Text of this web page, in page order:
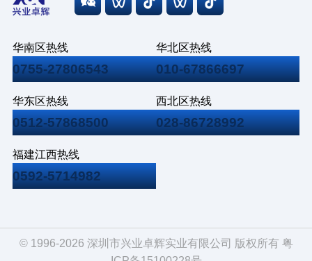
华南区热线
0755-27806543
华北区热线
010-67866697
华东区热线
0512-57868500
西北区热线
028-86728992
福建江西热线
0592-5714982
© 1996-2026 深圳市兴业卓辉实业有限公司 版权所有 粤